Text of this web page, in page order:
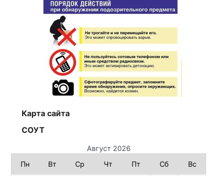
Карта сайта
СОУТ
Август 2026
Пн
Вт Ср Чт Пт Сб Вс